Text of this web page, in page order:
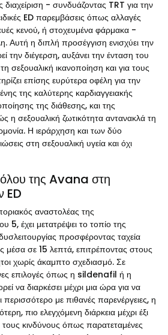
- συνδυάζοντας TRT για την
ED παρεμβάσεις όπως αλλαγές
κενού, ή στοχευμένα φάρμακα -
Αυτή η διπλή προσέγγιση ενισχύει την
την διέγερση, αυξάνει την ένταση του
σεξουαλική ικανοποίηση και για τους
επίσης ευρύτερα οφέλη για την
της καλύτερης καρδιαγγειακής
της διάθεσης, και της
η σεξουαλική ζωτικότητα αντανακλά τη
Η ιεράρχηση και των δύο
στη σεξουαλική υγεία και όχι
της Avana στη
ED
αναστολέας της
έχει μετατρέψει το τοπίο της
προσφέροντας ταχεία
σε 15 λεπτά, επιτρέποντας στους
χωρίς άκαμπτο σχεδιασμό. Σε
επιλογές όπως η sildenafil ή η
να διαρκέσει μέχρι μια ώρα για να
περισσότερο με πιθανές παρενέργειες, η
πιο ελεγχόμενη διάρκεια μέχρι έξι
κινδύνους όπως παρατεταμένες